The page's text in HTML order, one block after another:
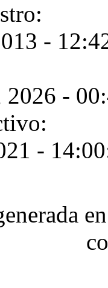
-
2026 -
-